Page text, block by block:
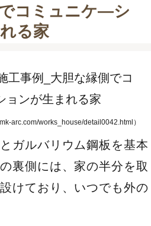
コミュニケ―シ
る家
arc.com/works_house/detail0042.html）
ガルバリウム鋼板を基本
裏側には、家の半分を取
けており、いつでも外の